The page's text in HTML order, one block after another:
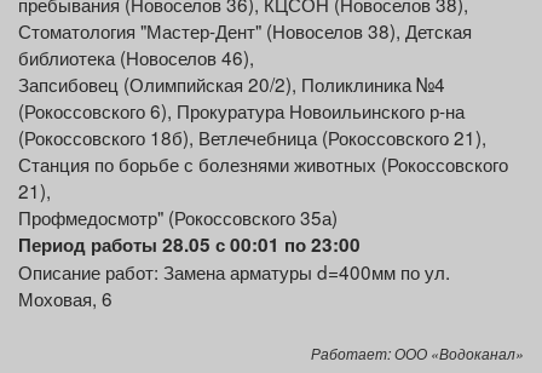
Стоматология "Мастер-Дент" (Новоселов 38), Детская
библиотека (Новоселов 46),
Запсибовец (Олимпийская 20/2), Поликлиника №4
(Рокоссовского 6), Прокуратура Новоильинского р-на
(Рокоссовского 18б), Ветлечебница (Рокоссовского 21),
Станция по борьбе с болезнями животных (Рокоссовского
21),
Профмедосмотр" (Рокоссовского 35а)
Период работы 28.05 с 00:01 по 23:00
Описание работ: Замена арматуры d=400мм по ул.
Моховая, 6
Работает: ООО «Водоканал»